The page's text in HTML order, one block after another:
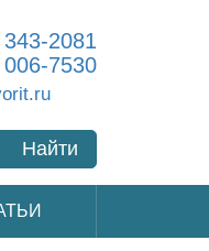
2081
7530
Найти